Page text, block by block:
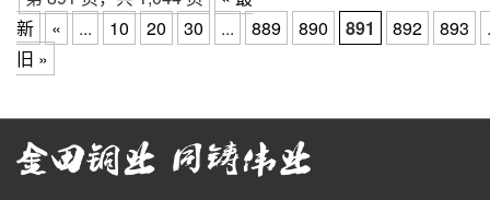
新
« ... 10 20 30 ... 889 890 891 892 893
旧 »